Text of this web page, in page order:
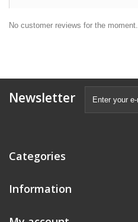
No customer reviews for the moment.
Newsletter
Categories
Information